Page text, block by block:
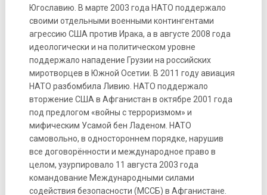
Югославию. В марте 2003 года НАТО поддержало
своими отдельными военными контингентами
агрессию США против Ирака, а в августе 2008 года
идеологически и на политическом уровне
поддержало нападение Грузии на российских
миротворцев в Южной Осетии. В 2011 году авиация
НАТО разбомбила Ливию. НАТО поддержало
вторжение США в Афганистан в октябре 2001 года
под предлогом «войны с терроризмом» и
мифическим Усамой бен Ладеном. НАТО
самовольно, в одностороннем порядке, нарушив
все договорённости и международное право в
целом, узурпировало 11 августа 2003 года
командование Международными силами
содействия безопасности (МССБ) в Афганистане.